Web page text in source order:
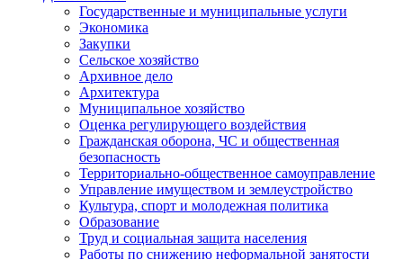
Государственные и муниципальные услуги
Экономика
Закупки
Сельское хозяйство
Архивное дело
Архитектура
Муниципальное хозяйство
Оценка регулирующего воздействия
Гражданская оборона, ЧС и общественная
безопасность
Территориально-общественное самоуправление
Управление имуществом и землеустройство
Культура, спорт и молодежная политика
Образование
Труд и социальная защита населения
Работы по снижению неформальной занятости